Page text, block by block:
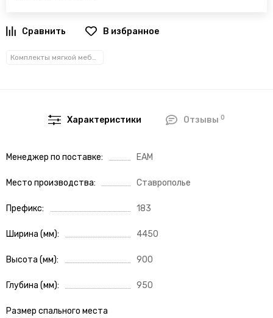
В избранное
Комплекты мягкой мебели
Характеристики Отзывы 0
Менеджер по поставке ЕАМ
Место производства Ставрополье
Префикс 183
Ширина (мм) 4450
Высота (мм) 900
Глубина (мм) 950
Размер спального места